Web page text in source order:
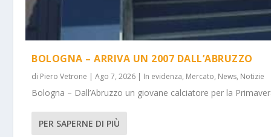
BOLOGNA – ARRIVA UN 2007 DALL’ABRUZZO
di Piero Vetrone |Ago 7, 2026 | In evidenza, Mercato, News, Notizie
Bologna – Dall’Abruzzo un giovane calciatore per la
PER SAPERNE DI PIÙ